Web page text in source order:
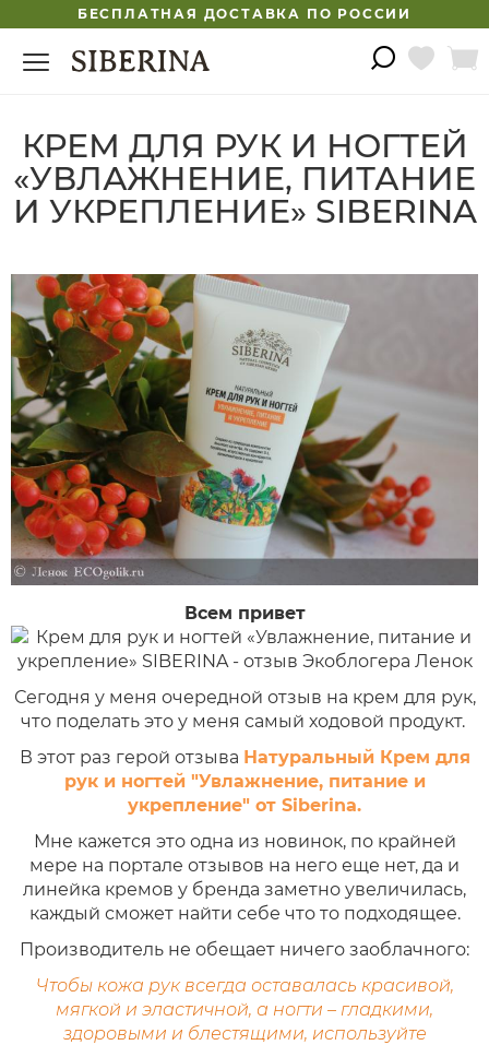
БЕСПЛАТНАЯ ДОСТАВКА ПО РОССИИ
КРЕМ ДЛЯ РУК И НОГТЕЙ
«УВЛАЖНЕНИЕ, ПИТАНИЕ
И УКРЕПЛЕНИЕ» SIBERINA
Всем привет
Сегодня у меня очередной отзыв на крем для рук,
что поделать это у меня самый ходовой продукт.
В этот раз герой отзыва Натуральный Крем для
рук и ногтей "Увлажнение, питание и
укрепление" от Siberina.
Мне кажется это одна из новинок, по крайней
мере на портале отзывов на него еще нет, да и
линейка кремов у бренда заметно увеличилась,
каждый сможет найти себе что то подходящее.
Производитель не обещает ничего заоблачного:
Чтобы кожа рук всегда оставалась красивой,
мягкой и эластичной, а ногти – гладкими,
здоровыми и блестящими, используйте